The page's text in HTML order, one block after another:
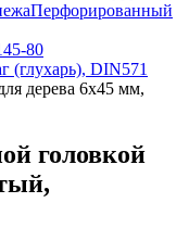
Перфорированный
80
(глухарь), DIN571
дерева 6х45 мм,
головкой